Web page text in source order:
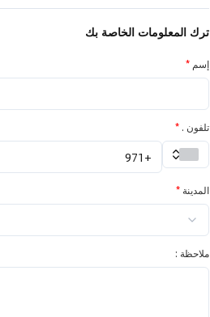
ترك المعلومات الخاصة بك
إسم *
تلفون . *
المدينة *
ملاحظة :